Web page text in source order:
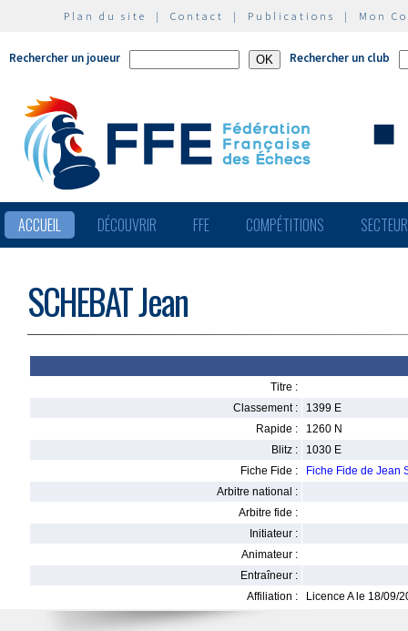
Plan du site | Contact | Publications | Mon
Rechercher un joueur Rechercher un club
ACCUEIL DÉCOUVRIR FFE COMPÉTITIONS
SCHEBAT Jean
Titre :
Classement :
1399 E
Rapide :
1260 N
Blitz :
1030 E
Fiche Fide :
Fiche Fide de Jean
Arbitre national :
Arbitre fide :
Initiateur :
Animateur :
Entraîneur :
Affiliation :
Licence A le 18/09/